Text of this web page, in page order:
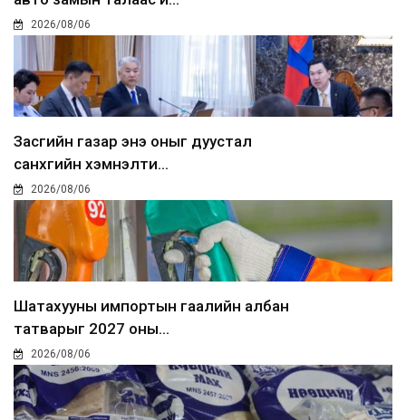
2026/08/06
Засгийн газар энэ оныг дуустал
санхүүгийн хэмнэлти...
2026/08/06
Шатахууны импортын гаалийн албан
татварыг 2027 оны...
2026/08/06